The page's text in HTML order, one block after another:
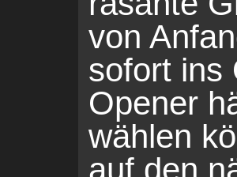
von
sofort ins
Opener
wählen
auf den